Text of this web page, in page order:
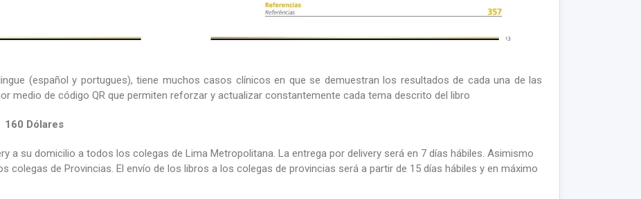
(español y portugues), tiene muchos casos clínicos en que se demuestran los resultados de cada una de las
medio de código QR que permiten reforzar y actualizar constantemente cada tema descrito del libro
160 Dólares
a su domicilio a todos los colegas de Lima Metropolitana. La entrega por delivery será en 7 días hábiles. Asimismo
colegas de Provincias. El envío de los libros a los colegas de provincias será a partir de 15 días hábiles y en máximo